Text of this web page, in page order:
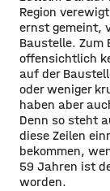
Region
ernst gemeint,
Baustelle. Zum
offensichtlich
auf der
oder weniger
haben aber
Denn so steht
diese Zeilen
bekommen,
59 Jahren ist
worden.